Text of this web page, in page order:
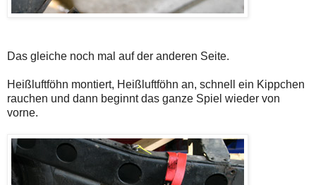
Das gleiche noch mal auf der anderen Seite.
Heißluftföhn montiert, Heißluftföhn an, schnell ein Kippchen
rauchen und dann beginnt das ganze Spiel wieder von
vorne.